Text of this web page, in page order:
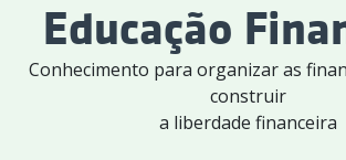
Educação
Conhecimento para organizar as
construir
a liberdade financeira